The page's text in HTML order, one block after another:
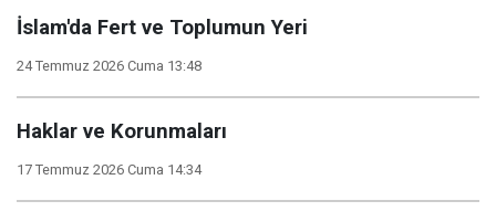
İslam'da Fert ve Toplumun Yeri
24 Temmuz 2026 Cuma 13:48
Haklar ve Korunmaları
17 Temmuz 2026 Cuma 14:34